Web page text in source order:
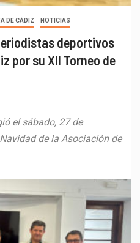
DE CÁDIZ NOTICIAS
deportivos
por su XII Torneo de
el sábado, 27 de
de la Asociación de